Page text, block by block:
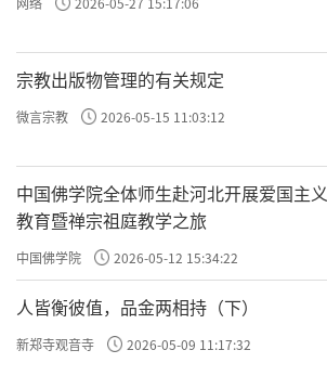
宗教出版物管理的有关规定
微言宗教 2026-05-15 11:03:12
中国佛学院全体师生赴河北开展爱国主义
教育暨禅宗祖庭教学之旅
中国佛学院 2026-05-12 15:34:22
人皆衡彼值，品金两相持（下）
新郑寺观音寺 2026-05-09 11:17:32